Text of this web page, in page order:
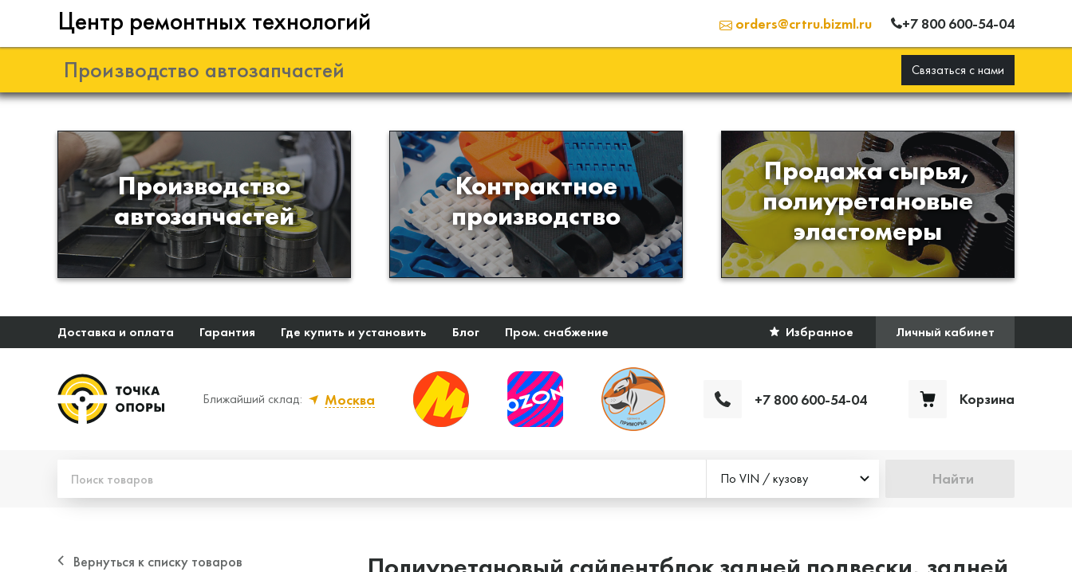
Центр ремонтных технологий orders@crtru.bizml.ru +7 800 600-54-04
Производство автозапчастей Связаться с нами
Производство
автозапчастей
Разработка и
производство деталей из
эластомеров для подвески
автомобиля
Контрактное
производство
Производство изделий из
пластиков и полимеров по
образцам либо чертежам
заказчика
Продажа сырья,
полиуретановые
эластомеры
Продажа сырья для
производства изделий из
полиуретана
Доставка и оплата Гарантия Где купить и установить Блог Пром. снабжение Избранное Личный кабинет
Ближайший склад:
Москва
+7 800 600-54-04 Корзина
По VIN / кузову Найти
Вернуться к списку товаров